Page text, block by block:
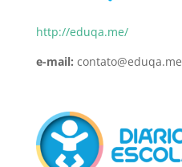
http://eduqa.me/
e-mail: contato@eduqa.me